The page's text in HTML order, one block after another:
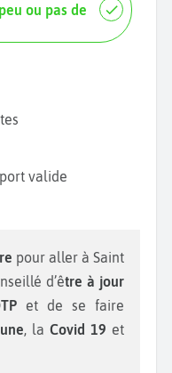
peu ou pas de
valide
pour aller à Saint
d’être à jour
et de se faire
, la Covid 19 et